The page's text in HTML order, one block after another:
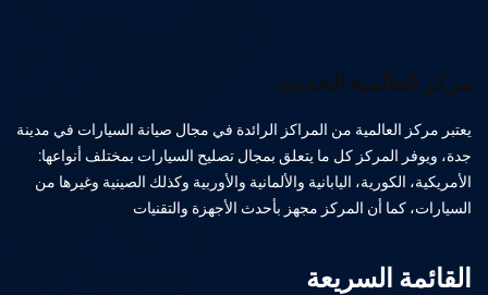
مركز العالمية الحديث
يعتبر مركز العالمية من المراكز الرائدة في مجال صيانة السيارات في مدينة
جدة، ويوفر المركز كل ما يتعلق بمجال تصليح السيارات بمختلف أنواعها:
الأمريكية، الكورية، اليابانية والألمانية والأوربية وكذلك الصينية وغيرها من
السيارات، كما أن المركز مجهز بأحدث الأجهزة والتقنيات
القائمة السريعة